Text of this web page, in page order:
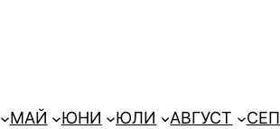
МАЙ ЮНИ ЮЛИ АВГУСТ